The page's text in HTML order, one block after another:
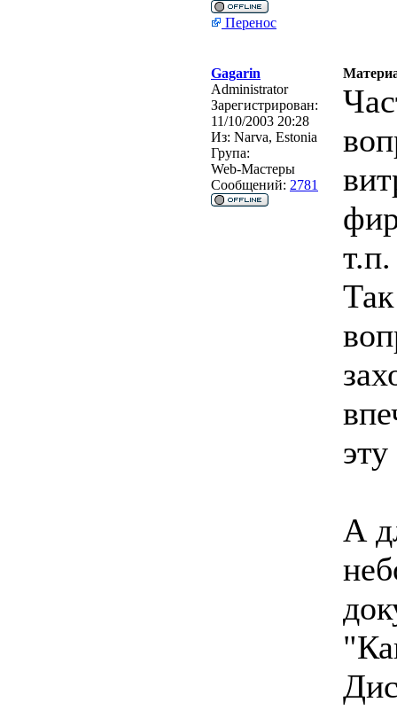
Перенос
Gagarin
Administrator
Зарегистрирован:
11/10/2003 20:28
Из: Narva, Estonia
Група:
Web-Мастеры
Сообщений: 2781
А